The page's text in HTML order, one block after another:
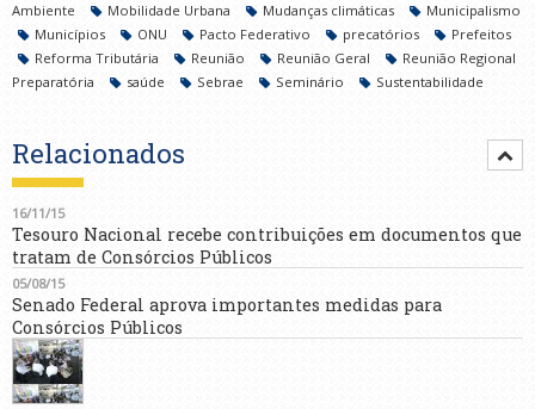
Ambiente
Mobilidade Urbana Mudanças climáticas
Municipalismo
Municípios
ONU Pacto Federativo precatórios
Prefeitos
Reforma Tributária
Reunião Reunião Geral
Reunião Regional
Preparatória
saúde Sebrae Seminário Sustentabilidade
Relacionados
16/11/15
Tesouro Nacional recebe contribuições em documentos que
tratam de Consórcios Públicos
05/08/15
Senado Federal aprova importantes medidas para
Consórcios Públicos